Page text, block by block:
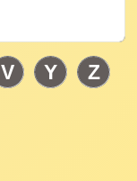
V Y Z